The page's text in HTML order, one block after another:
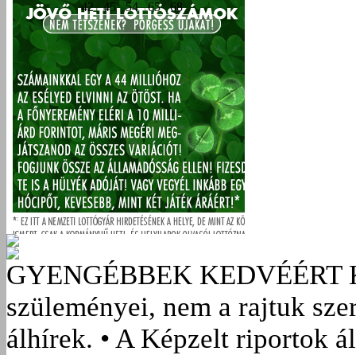
GYENGÉBBEK KEDVÉÉRT
szüleményei, nem a rajtuk
álhírek. • A Képzelt riportok